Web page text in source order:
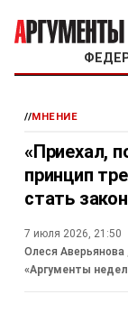
//МНЕНИЕ
«Приехал,
принцип
стать
7 июля 2026, 21:50
Олеся Аверьянова
«Аргументы